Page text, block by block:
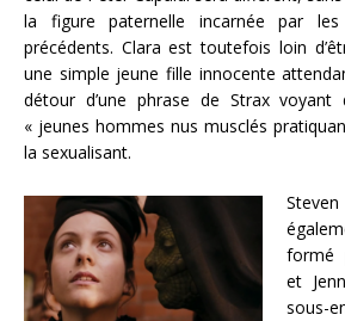
la figure paternelle incarnée par
précédents. Clara est toutefois loin
une simple jeune fille innocente
détour d’une phrase de Strax
« jeunes hommes nus musclés
la sexualisant.
formé
et
sous-